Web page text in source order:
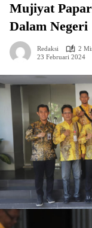
Mujiyat
Dalam Negeri
Redaksi
2
23 Februari 2024